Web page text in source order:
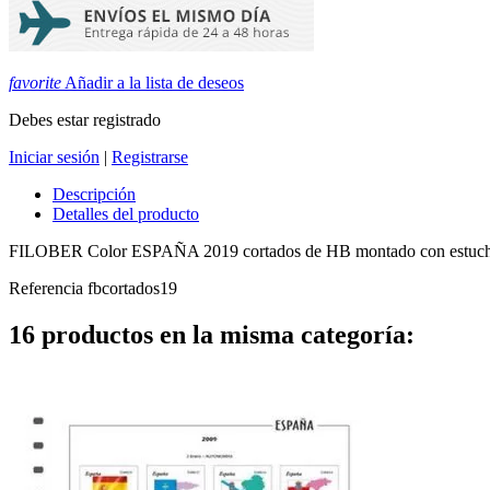
favorite Añadir a la lista de deseos
Debes estar registrado
Iniciar sesión | Registrarse
Descripción
Detalles del producto
FILOBER Color ESPAÑA 2019 cortados de HB montado con
Referencia fbcortados19
16 productos en la misma categoría: